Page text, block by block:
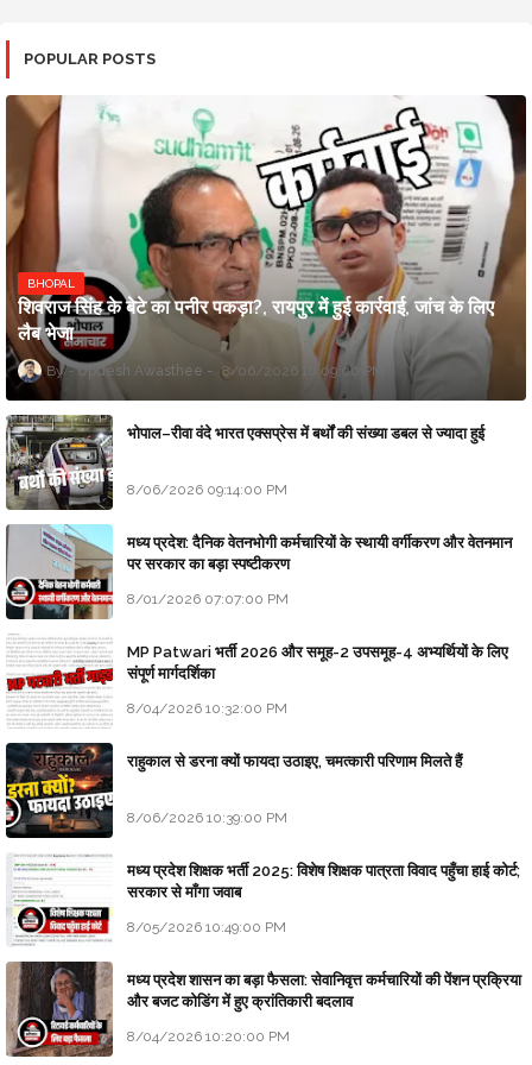
POPULAR POSTS
BHOPAL
शिवराज सिंह के बेटे का पनीर पकड़ा?, रायपुर में हुई कार्रवाई, जांच के लिए
लैब भेजा
Updesh Awasthee 8/06/2026 10:09:00 PM
भोपाल–रीवा वंदे भारत एक्सप्रेस में बर्थों की संख्या डबल से ज्यादा हुई
8/06/2026 09:14:00 PM
मध्य प्रदेश: दैनिक वेतनभोगी कर्मचारियों के स्थायी वर्गीकरण और वेतनमान
पर सरकार का बड़ा स्पष्टीकरण
8/01/2026 07:07:00 PM
MP Patwari भर्ती 2026 और समूह-2 उपसमूह-4 अभ्यर्थियों के लिए
संपूर्ण मार्गदर्शिका
8/04/2026 10:32:00 PM
राहुकाल से डरना क्यों फायदा उठाइए, चमत्कारी परिणाम मिलते हैं
8/06/2026 10:39:00 PM
मध्य प्रदेश शिक्षक भर्ती 2025: विशेष शिक्षक पात्रता विवाद पहुँचा हाई कोर्ट;
सरकार से माँगा जवाब
8/05/2026 10:49:00 PM
मध्य प्रदेश शासन का बड़ा फैसला: सेवानिवृत्त कर्मचारियों की पेंशन प्रक्रिया
और बजट कोडिंग में हुए क्रांतिकारी बदलाव
8/04/2026 10:20:00 PM